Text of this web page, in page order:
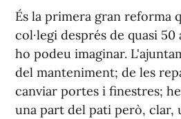
És la primera gran reforma
col·legi després de quasi
ho podeu imaginar.
del manteniment; de les
canviar portes i finestres;
una part del pati però, clar,